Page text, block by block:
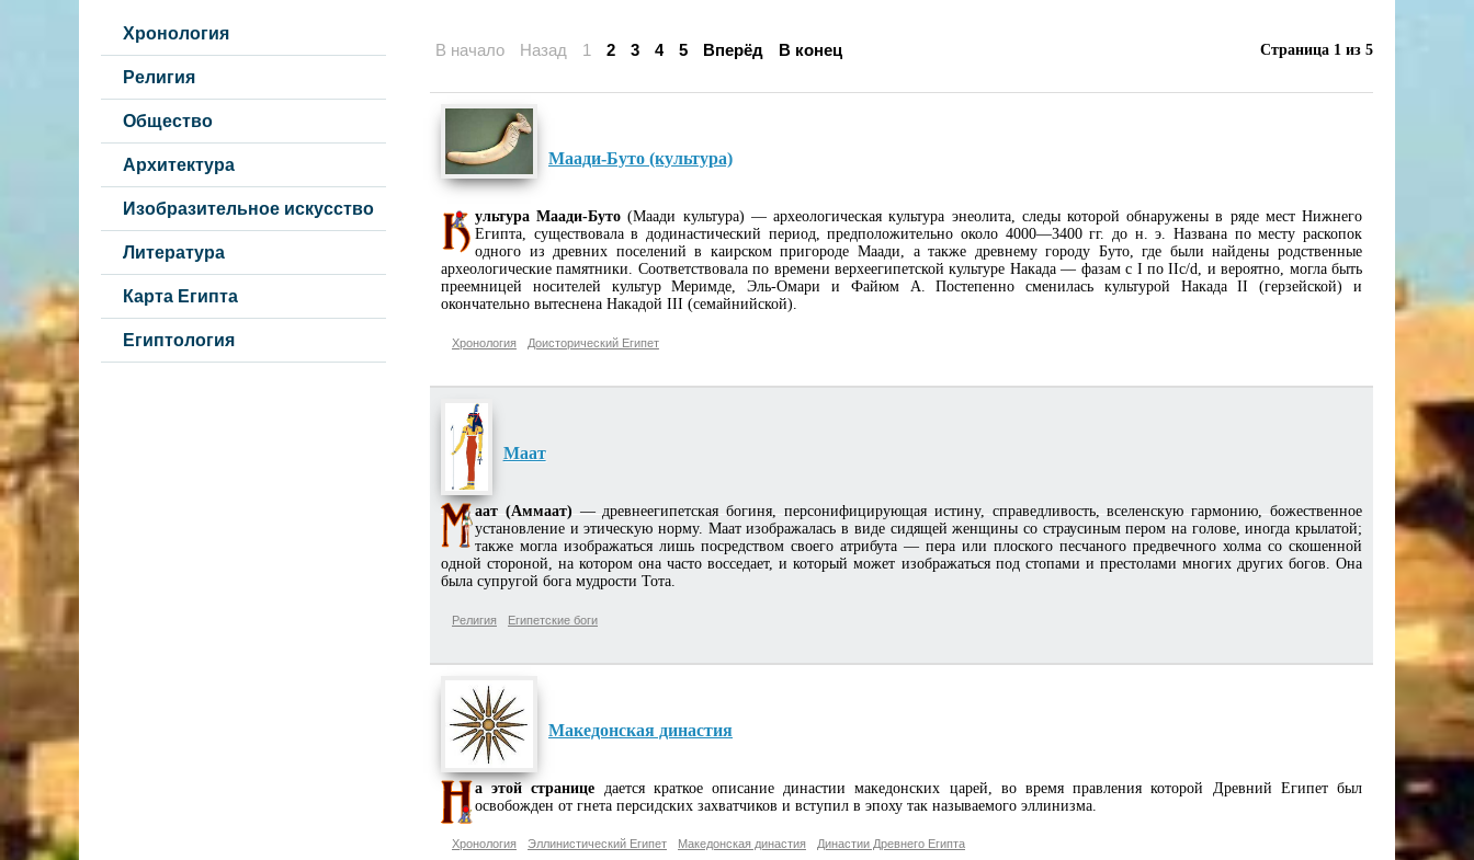
Страница 1 из 5
В начало Назад 1 2 3 4 5 Вперёд В конец
Маади-Буто (культура)
ультура Маади-Буто (Маади культура) — археологическая культура энеолита, следы которой обнаружены в ряде мест Нижнего
Египта, существовала в додинастический период, предположительно около 4000—3400 гг. до н. э. Названа по месту раскопок
одного из древних поселений в каирском пригороде Маади, а также древнему городу Буто, где были найдены родственные
археологические памятники. Соответствовала по времени верхеегипетской культуре Накада— фазам с I по IIс/d, и вероятно, могла быть
преемницей носителей культур Меримде,Эль-Омари и Файюм А. Постепенно сменилась культурой Накада II (герзейской) и
окончательно вытеснена Накадой III (семайнийской).
Хронология Доисторический Египет
Маат
аат (Аммаат)— древнеегипетская богиня, персонифицирующая истину, справедливость, вселенскую гармонию, божественное
установление и этическую норму. Маат изображалась в виде сидящей женщины со страусиным пером на голове, иногда крылатой;
также могла изображаться лишь посредством своего атрибута — пера или плоского песчаного предвечного холма со скошенной
одной стороной, на котором она часто восседает, и который может изображаться под стопами и престолами многих других богов. Она
была супругой бога мудрости Тота.
Религия Египетские боги
Македонская династия
а этой странице дается краткое описание династии македонских царей, во время правления которой Древний Египет был
освобожден от гнета персидских захватчиков и вступил в эпоху так называемого эллинизма.
Хронология Эллинистический Египет Македонская династия Династии Древнего Египта
Хронология
Религия
Общество
Архитектура
Изобразительное искусство
Литература
Карта Египта
Египтология